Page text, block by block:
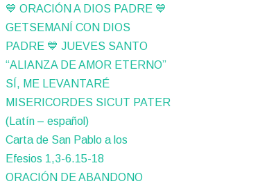
💙 ORACIÓN A DIOS PADRE 💙
GETSEMANÍ CON DIOS
PADRE 💙 JUEVES SANTO
“ALIANZA DE AMOR ETERNO”
SÍ, ME LEVANTARÉ
MISERICORDES SICUT PATER
(Latín – español)
Carta de San Pablo a los
Efesios 1,3-6.15-18
ORACIÓN DE ABANDONO